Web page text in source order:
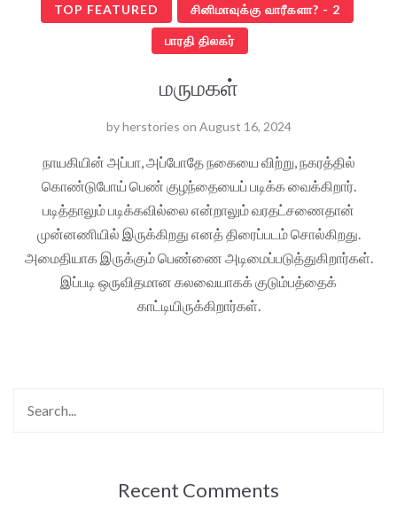
TOP FEATURED சினிமாவுக்கு வாரீகளா? - 2
பாரதி திலகர்
மருமகள்
byherstories on August 16, 2024
நாயகியின் அப்பா, அப்போதே நகையை விற்று, நகரத்தில்
கொண்டுபோய் பெண் குழந்தையைப் படிக்க வைக்கிறார்.
படித்தாலும் படிக்கவில்லை என்றாலும் வரதட்சணைதான்
முன்னணியில் இருக்கிறது எனத் திரைப்படம் சொல்கிறது.
அமைதியாக இருக்கும் பெண்ணை அடிமைப்படுத்துகிறார்கள்.
இப்படி ஒருவிதமான கலவையாகக் குடும்பத்தைக்
காட்டியிருக்கிறார்கள்.
Recent Comments